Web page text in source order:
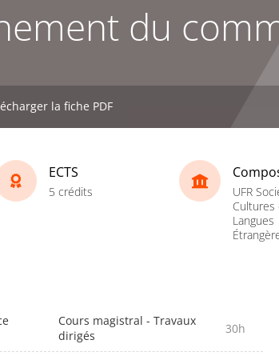
du
la fiche PDF
ECTS
5 crédits
UFR
Cultures
Langues
Cours magistral - Travaux
dirigés
30h